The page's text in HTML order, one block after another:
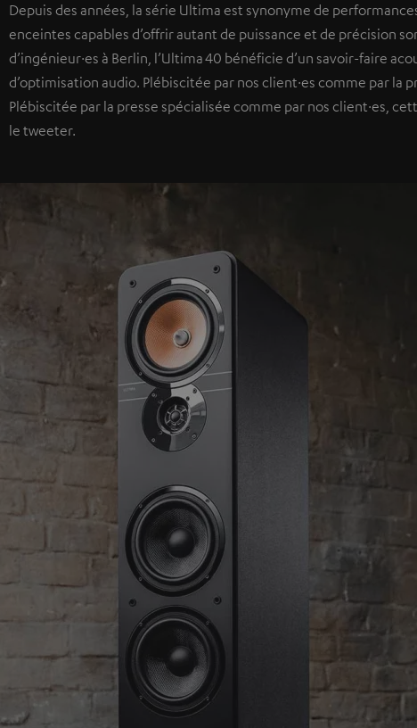
Depuis des années, la série Ultima est synonyme de
enceintes capables d’offrir autant de puissance et de précision
d’ingénieur·es à Berlin, l’Ultima 40 bénéficie d’un savoir-faire
d’optimisation audio. Plébiscitée par nos client·es comme par
Plébiscitée par la presse spécialisée comme par nos client·es,
le tweeter.